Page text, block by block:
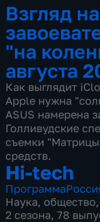
Взгляд
"на
августа
Как выглядит
Apple нужна
ASUS намерена
Голливудские
съемки
средств.
Hi-tech
Программа
Наука, общество
2 сезона, 78